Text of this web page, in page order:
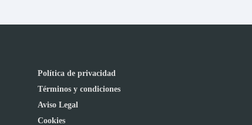
Política de privacidad
Términos y condiciones
Aviso Legal
Cookies